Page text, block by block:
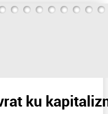
hlavne médiá. Naozaj? A ak tak
ku